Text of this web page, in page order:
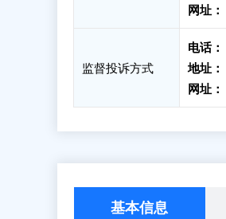
网址：
监督投诉方式
电话：
地址：
网址：
基本信息